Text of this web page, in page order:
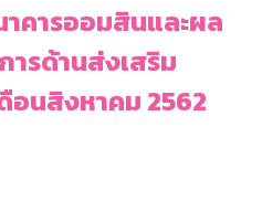
คารออมสินและผล
ารด้านส่งเสริม
อนสิงหาคม 2562